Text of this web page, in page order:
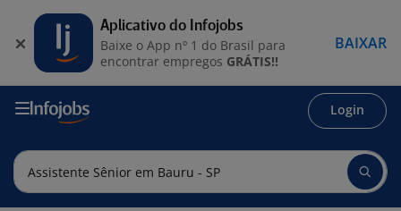
Login
Aplicativo do Infojobs
Baixe o App nº 1 do Brasil para
encontrar empregos GRÁTIS!!
BAIXAR